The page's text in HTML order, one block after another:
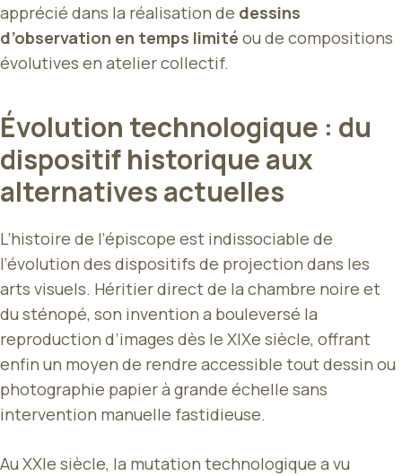
apprécié dans la réalisation de dessins
d’observation en temps limité ou de compositions
évolutives en atelier collectif.
Évolution technologique : du
dispositif historique aux
alternatives actuelles
L’histoire de l’épiscope est indissociable de
l’évolution des dispositifs de projection dans les
arts visuels. Héritier direct de la chambre noire et
du sténopé, son invention a bouleversé la
reproduction d’images dès le XIXe siècle, offrant
enfin un moyen de rendre accessible tout dessin ou
photographie papier à grande échelle sans
intervention manuelle fastidieuse.
Au XXIe siècle, la mutation technologique a vu